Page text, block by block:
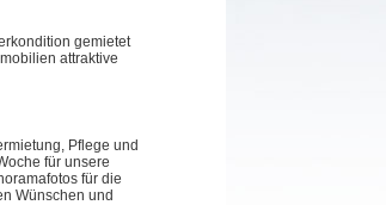
gemietet
attraktive
Pflege und
für unsere
für die
Wünschen und